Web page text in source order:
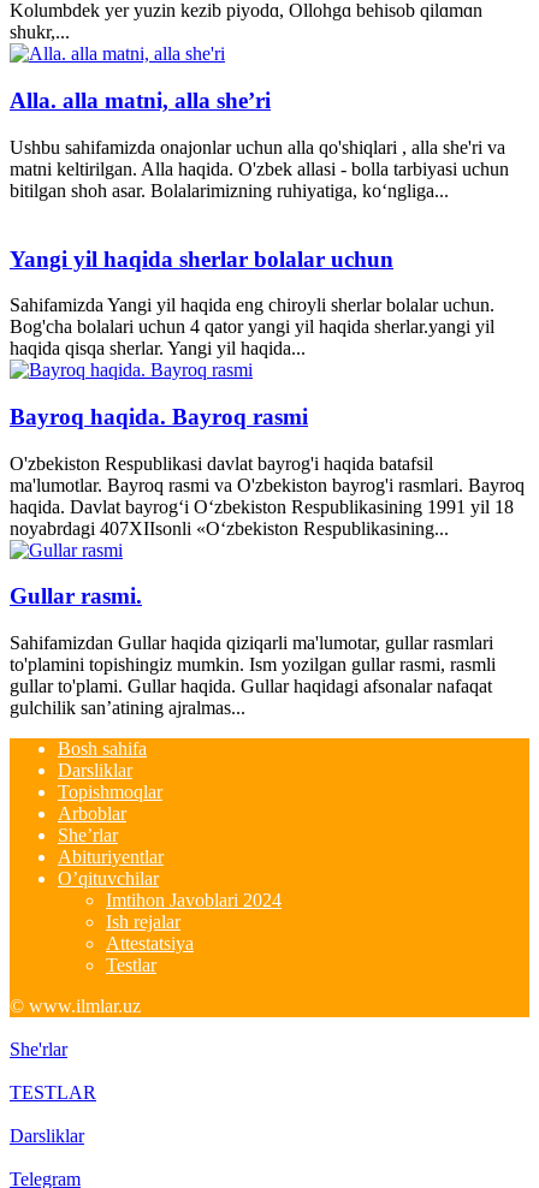
Kolumbdek yer yuzin kezib piyodɑ, Ollohgɑ behisob qilɑmɑn
shukr,...
Alla. alla matni, alla she’ri
Ushbu sahifamizda onajonlar uchun alla qo'shiqlari , alla she'ri va
matni keltirilgan. Alla haqida. O'zbek allasi - bolla tarbiyasi uchun
bitilgan shoh asar. Bolalarimizning ruhiyatiga, ko‘ngliga...
Yangi yil haqida sherlar bolalar uchun
Sahifamizda Yangi yil haqida eng chiroyli sherlar bolalar uchun.
Bog'cha bolalari uchun 4 qator yangi yil haqida sherlar.yangi yil
haqida qisqa sherlar. Yangi yil haqida...
Bayroq haqida. Bayroq rasmi
O'zbekiston Respublikasi davlat bayrog'i haqida batafsil
ma'lumotlar. Bayroq rasmi va O'zbekiston bayrog'i rasmlari. Bayroq
haqida. Davlat bayrog‘i O‘zbekiston Respublikasining 1991 yil 18
noyabrdagi 407­XII­sonli «O‘zbekiston Respublikasining...
Gullar rasmi.
Sahifamizdan Gullar haqida qiziqarli ma'lumotar, gullar rasmlari
to'plamini topishingiz mumkin. Ism yozilgan gullar rasmi, rasmli
gullar to'plami. Gullar haqida. Gullar haqidagi afsonalar nafaqat
gulchilik san’atining ajralmas...
Bosh sahifa
Darsliklar
Topishmoqlar
Arboblar
She’rlar
Abituriyentlar
O’qituvchilar
Imtihon Javoblari 2024
Ish rejalar
Attestatsiya
Testlar
© www.ilmlar.uz
She'rlar
TESTLAR
Darsliklar
Telegram